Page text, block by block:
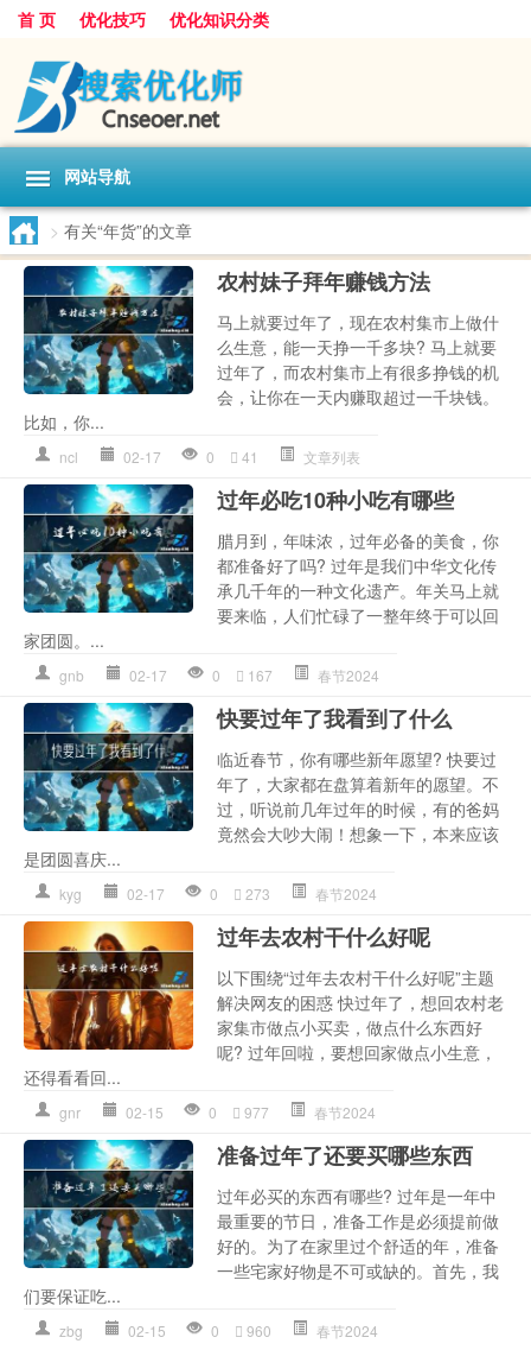
首 页 优化技巧 优化知识分类
网站导航
> 有关“年货”的文章
农村妹子拜年赚钱方法
马上就要过年了，现在农村集市上做什
么生意，能一天挣一千多块? 马上就要
过年了，而农村集市上有很多挣钱的机
会，让你在一天内赚取超过一千块钱。
比如，你...
ncl 02-17 0 41 文章列表
过年必吃10种小吃有哪些
腊月到，年味浓，过年必备的美食，你
都准备好了吗? 过年是我们中华文化传
承几千年的一种文化遗产。年关马上就
要来临，人们忙碌了一整年终于可以回
家团圆。...
gnb 02-17 0 167 春节2024
快要过年了我看到了什么
临近春节，你有哪些新年愿望? 快要过
年了，大家都在盘算着新年的愿望。不
过，听说前几年过年的时候，有的爸妈
竟然会大吵大闹！想象一下，本来应该
是团圆喜庆...
kyg 02-17 0 273 春节2024
过年去农村干什么好呢
以下围绕“过年去农村干什么好呢”主题
解决网友的困惑 快过年了，想回农村老
家集市做点小买卖，做点什么东西好
呢? 过年回啦，要想回家做点小生意，
还得看看回...
gnr 02-15 0 977 春节2024
准备过年了还要买哪些东西
过年必买的东西有哪些? 过年是一年中
最重要的节日，准备工作是必须提前做
好的。为了在家里过个舒适的年，准备
一些宅家好物是不可或缺的。首先，我
们要保证吃...
zbg 02-15 0 960 春节2024